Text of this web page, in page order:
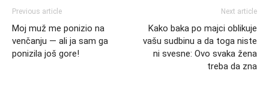
Previous article
Moj muž me ponizio na
venčanju — ali ja sam ga
ponizila još gore!
Next article
Kako baka po majci oblikuje
vašu sudbinu a da toga niste
ni svesne: Ovo svaka žena
treba da zna